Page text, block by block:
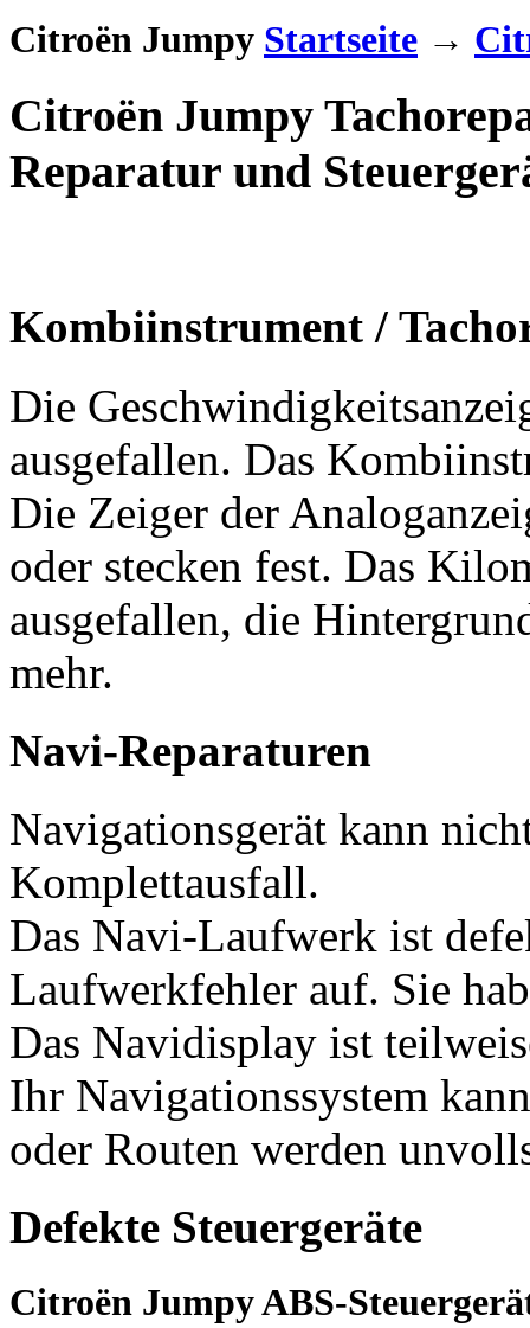
Citroën Jumpy Startseite →
Citroën Jumpy
Reparatur und
Kombiinstrument /
Die
ausgefallen. Das
Die Zeiger der
oder stecken fest. Das
ausgefallen, die
mehr.
Navi-Reparaturen
Navigationsgerät kann
Komplettausfall.
Das Navi-Laufwerk ist
Laufwerkfehler auf. Sie
Das Navidisplay ist
Ihr Navigationssystem
oder Routen werden
Defekte Steuergeräte
Citroën Jumpy ABS-